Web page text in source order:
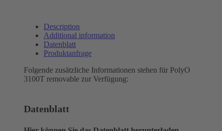
Description
Additional information
Datenblatt
Produktanfrage
Folgende zusätzliche Informationen stehen für PolyO
3100T removable zur Verfügung:
Datenblatt